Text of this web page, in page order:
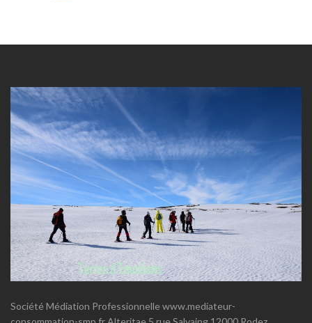
Société Médiation Professionnelle www.mediateur-